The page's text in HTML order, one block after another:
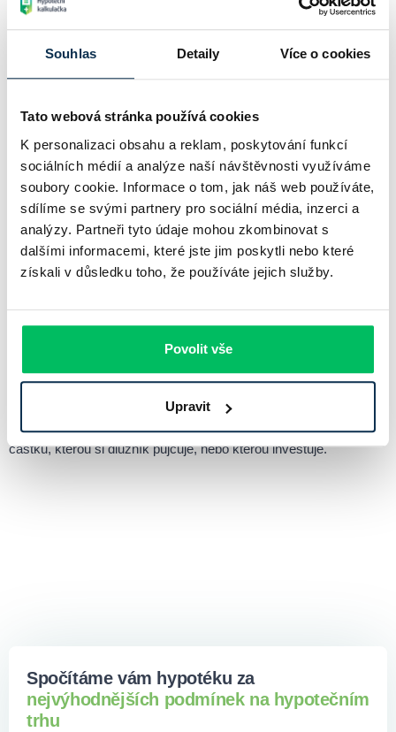
Souhlas Detaily Více o cookies
Tato webová stránka používá cookies
K personalizaci obsahu a reklam, poskytování funkcí
sociálních médií a analýze naší návštěvnosti využíváme
soubory cookie. Informace o tom, jak náš web používáte,
sdílíme se svými partnery pro sociální média, inzerci a
analýzy. Partneři tyto údaje mohou zkombinovat s
dalšími informacemi, které jste jim poskytli nebo které
získali v důsledku toho, že používáte jejich služby.
Povolit vše
Upravit
Chci si spočítat hypotéku online
Související pojmy
LTV (Loan to Value) je finanční ukazatel, který vyjadřuje poměr
mezi výší poskytnutého hypotečního úvěru a hodnotou
zastavené nemovitosti.
Hypoteční úvěr
leasingové smlouvy nebo při financování jiných typů úvěrů.
Jistina je základní finanční termín, který označuje původní
částku, kterou si dlužník půjčuje, nebo kterou investuje.
Spočítáme vám hypotéku za
nejvýhodnějších podmínek na hypotečním
trhu